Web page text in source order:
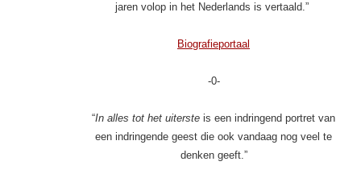
jaren volop in het Nederlands is vertaald.”
Biografieportaal
-0-
“In alles tot het uiterste is een indringend portret van
een indringende geest die ook vandaag nog veel te
denken geeft.”